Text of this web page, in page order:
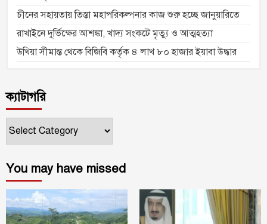
চীনের সহায়তায় তিস্তা মহাপরিকল্পনার কাজ শুরু হচ্ছে জানুয়ারিতে
রাখাইনে দুর্ভিক্ষের আশঙ্কা, খাদ্য সংকটে মৃত্যু ও আত্মহত্যা
উখিয়া সীমান্ত থেকে বিজিবি কর্তৃক ৪ লাখ ৮০ হাজার ইয়াবা উদ্ধার
ক্যাটাগরি
ক্যাটাগরি
You may have missed